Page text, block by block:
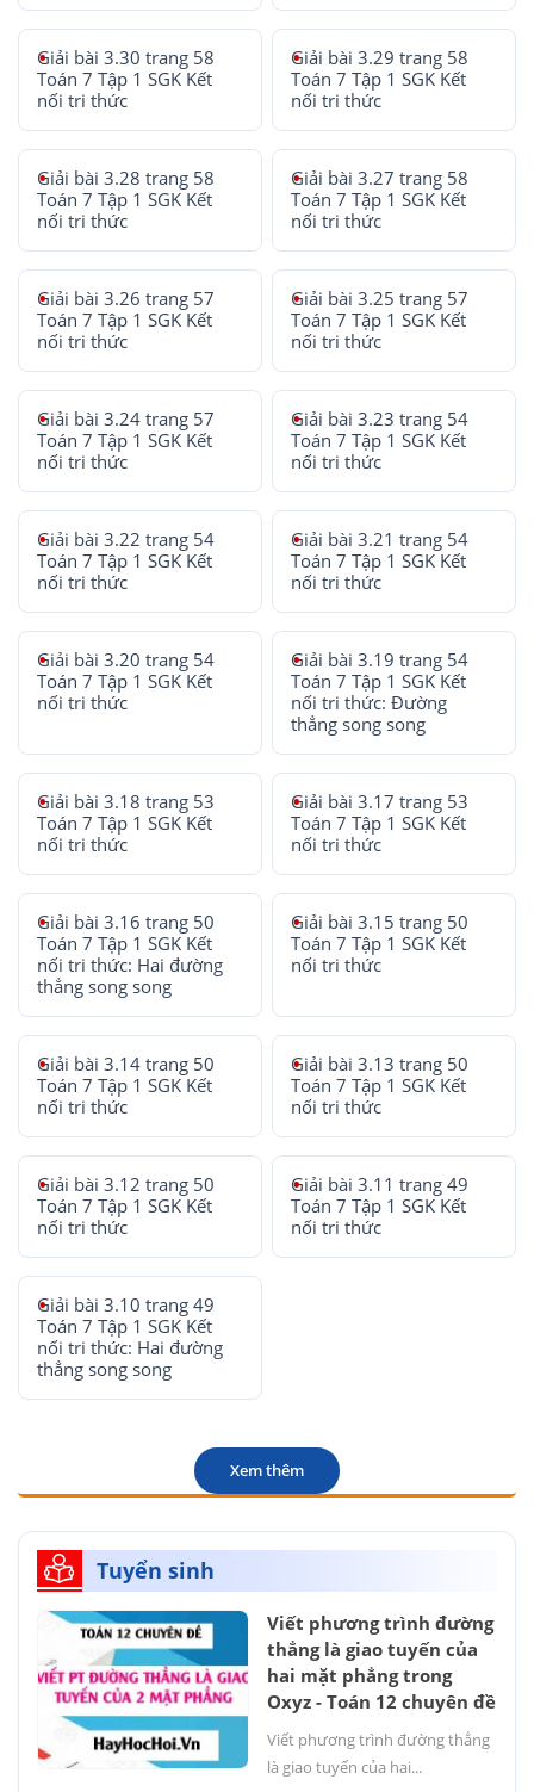
Giải bài 3.30 trang 58
Toán 7 Tập 1 SGK Kết
nối tri thức
Giải bài 3.29 trang 58
Toán 7 Tập 1 SGK Kết
nối tri thức
Giải bài 3.28 trang 58
Toán 7 Tập 1 SGK Kết
nối tri thức
Giải bài 3.27 trang 58
Toán 7 Tập 1 SGK Kết
nối tri thức
Giải bài 3.26 trang 57
Toán 7 Tập 1 SGK Kết
nối tri thức
Giải bài 3.25 trang 57
Toán 7 Tập 1 SGK Kết
nối tri thức
Giải bài 3.24 trang 57
Toán 7 Tập 1 SGK Kết
nối tri thức
Giải bài 3.23 trang 54
Toán 7 Tập 1 SGK Kết
nối tri thức
Giải bài 3.22 trang 54
Toán 7 Tập 1 SGK Kết
nối tri thức
Giải bài 3.21 trang 54
Toán 7 Tập 1 SGK Kết
nối tri thức
Giải bài 3.20 trang 54
Toán 7 Tập 1 SGK Kết
nối tri thức
Giải bài 3.19 trang 54
Toán 7 Tập 1 SGK Kết
nối tri thức: Đường
thẳng song song
Giải bài 3.18 trang 53
Toán 7 Tập 1 SGK Kết
nối tri thức
Giải bài 3.17 trang 53
Toán 7 Tập 1 SGK Kết
nối tri thức
Giải bài 3.16 trang 50
Toán 7 Tập 1 SGK Kết
nối tri thức: Hai đường
thẳng song song
Giải bài 3.15 trang 50
Toán 7 Tập 1 SGK Kết
nối tri thức
Giải bài 3.14 trang 50
Toán 7 Tập 1 SGK Kết
nối tri thức
Giải bài 3.13 trang 50
Toán 7 Tập 1 SGK Kết
nối tri thức
Giải bài 3.12 trang 50
Toán 7 Tập 1 SGK Kết
nối tri thức
Giải bài 3.11 trang 49
Toán 7 Tập 1 SGK Kết
nối tri thức
Giải bài 3.10 trang 49
Toán 7 Tập 1 SGK Kết
nối tri thức: Hai đường
thẳng song song
Xem thêm
Tuyển sinh
Viết phương trình đường
thẳng là giao tuyến của
hai mặt phẳng trong
Oxyz - Toán 12 chuyên đề
Viết phương trình đường thẳng
là giao tuyến của hai...